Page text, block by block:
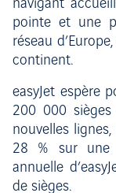
navigant
pointe et une
réseau
continent.
easyJet espère
200 000
nouvelles
28 % sur une
annuelle
de sièges.